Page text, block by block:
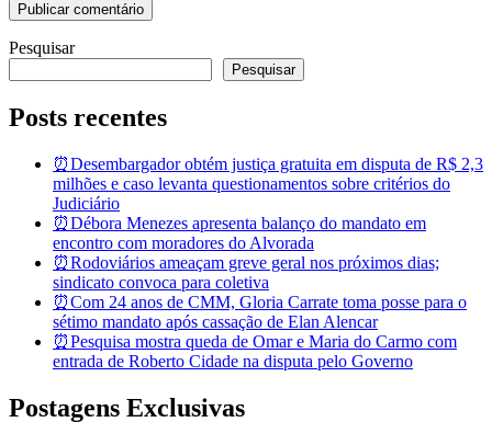
Pesquisar
Pesquisar
Posts recentes
⏰Desembargador obtém justiça gratuita em disputa de R$ 2,3
milhões e caso levanta questionamentos sobre critérios do
Judiciário
⏰Débora Menezes apresenta balanço do mandato em
encontro com moradores do Alvorada
⏰Rodoviários ameaçam greve geral nos próximos dias;
sindicato convoca para coletiva
⏰Com 24 anos de CMM, Gloria Carrate toma posse para o
sétimo mandato após cassação de Elan Alencar
⏰Pesquisa mostra queda de Omar e Maria do Carmo com
entrada de Roberto Cidade na disputa pelo Governo
Postagens Exclusivas